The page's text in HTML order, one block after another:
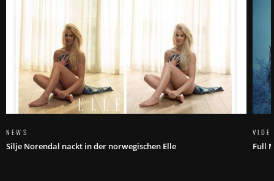
NEWS
Silje Norendal nackt in der norwegischen Elle Full